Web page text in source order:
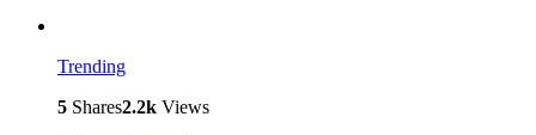
Trending
5 Shares2.2k Views